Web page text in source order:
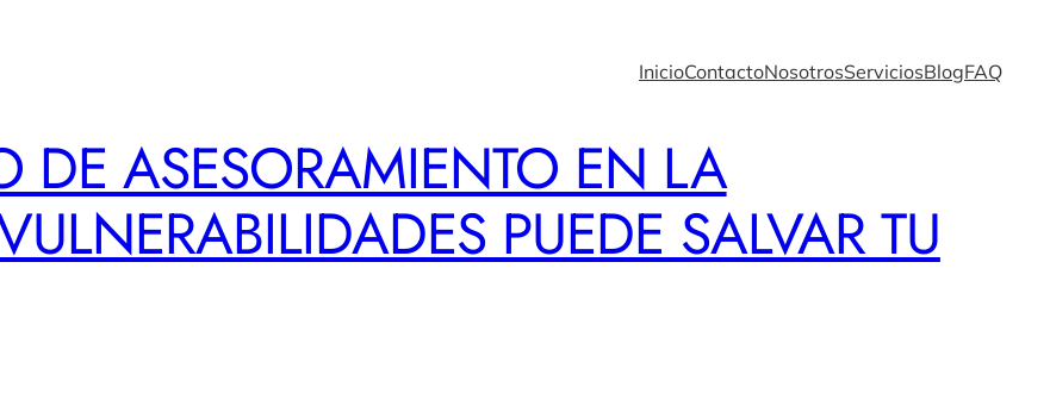
InicioContactoNosotrosServiciosBlogFAQ
DE ASESORAMIENTO EN LA
PUEDE SALVAR TU